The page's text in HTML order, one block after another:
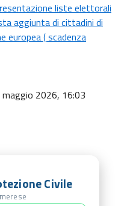
liste elettorali
aggiunta di cittadini di
europea ( scadenza
maggio 2026, 16:03
Civile